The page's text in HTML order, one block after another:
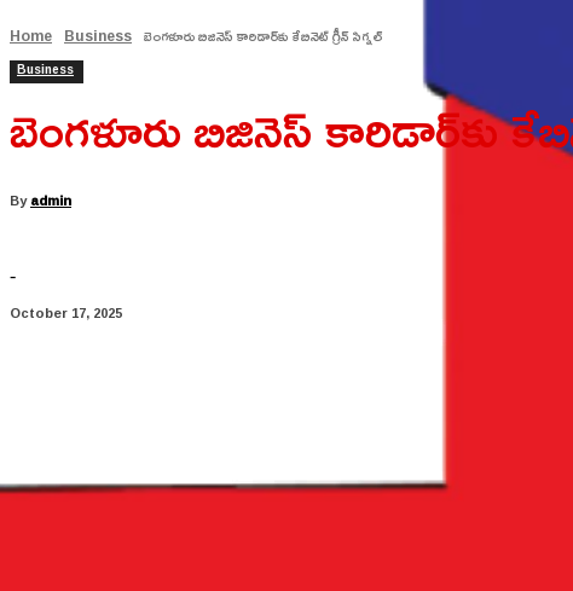
Home Business బెంగళూరు బిజినెస్ కారిడార్‌కు కేబినెట్ గ్రీన్ సిగ్నల్
Business
బెంగళూరు బిజినెస్ కారిడార్‌కు
Byadmin
-
October 17, 2025